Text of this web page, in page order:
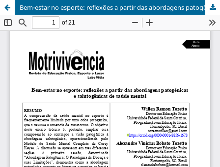
Bem-estar no esporte: reflexões a partir das abordagens patogênicas e salutogênicas de saúde mental